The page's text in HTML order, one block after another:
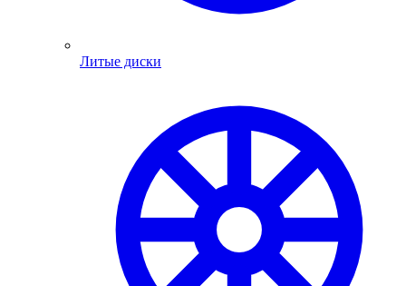
Литые диски